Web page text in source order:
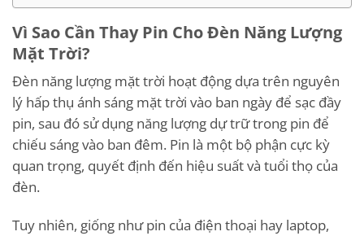
Vì Sao Cần Thay Pin Cho Đèn Năng Lượng
Mặt Trời?
Đèn năng lượng mặt trời hoạt động dựa trên nguyên
lý hấp thụ ánh sáng mặt trời vào ban ngày để sạc đầy
pin, sau đó sử dụng năng lượng dự trữ trong pin để
chiếu sáng vào ban đêm. Pin là một bộ phận cực kỳ
quan trọng, quyết định đến hiệu suất và tuổi thọ của
đèn.
Tuy nhiên, giống như pin của điện thoại hay laptop,